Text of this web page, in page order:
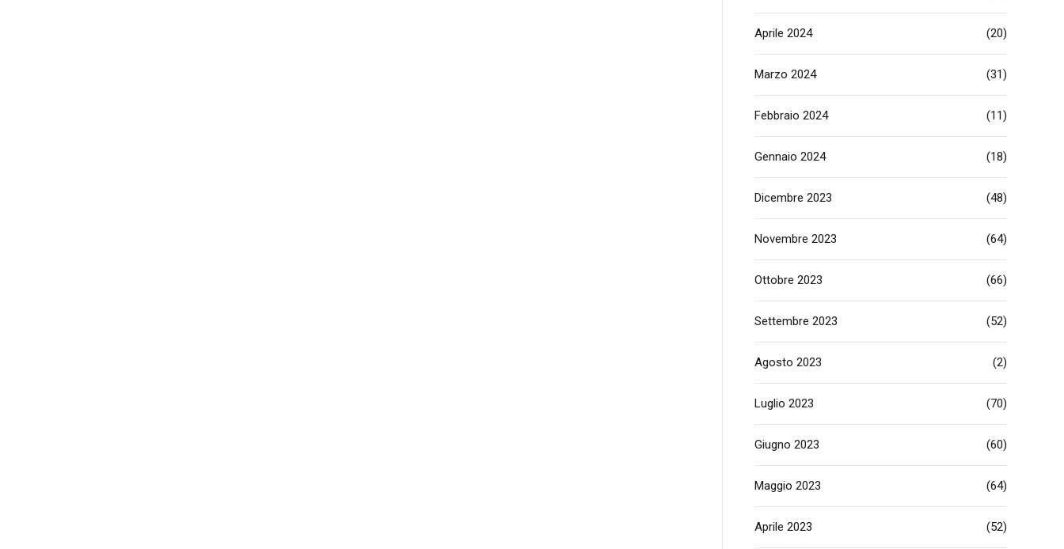
Aprile 2024 (20)
Marzo 2024 (31)
Febbraio 2024 (11)
Gennaio 2024 (18)
Dicembre 2023 (48)
Novembre 2023 (64)
Ottobre 2023 (66)
Settembre 2023 (52)
Agosto 2023 (2)
Luglio 2023 (70)
Giugno 2023 (60)
Maggio 2023 (64)
Aprile 2023 (52)